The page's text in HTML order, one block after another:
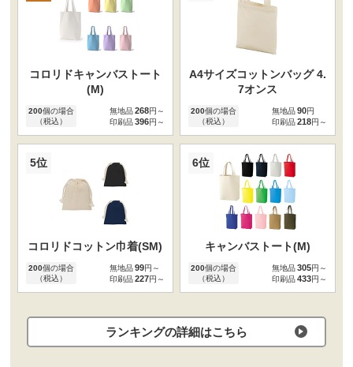
コロリドキャンバストート
(M)
200個の場合
（税込）
無地品268円～
印刷品396円～
A4サイズコットンバッグ 4.
7オンス
200個の場合
（税込）
無地品90円
印刷品218円～
5位
コロリドコットン巾着(SM)
200個の場合
（税込）
無地品99円～
印刷品227円～
6位
キャンバストート(M)
200個の場合
（税込）
無地品305円～
印刷品433円～
ランキングの詳細はこちら